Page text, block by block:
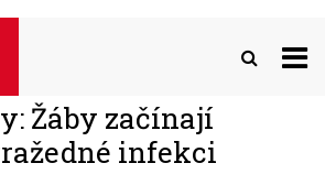
Žáby začínají
infekci